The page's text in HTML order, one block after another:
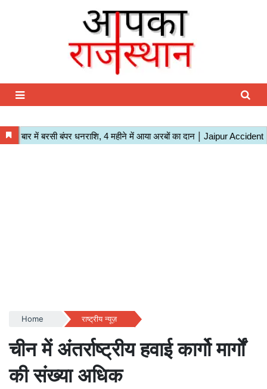
Home राष्ट्रीय न्यूज़
चीन में अंतर्राष्ट्रीय हवाई कार्गो मार्गों
की संख्या अधिक